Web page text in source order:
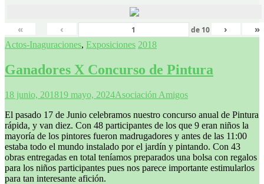
« ‹ de 10 › »
Actos-Inaguraciones, Exposiciones 2018
Ganadores X Concurso de Pintura
18 junio, 201819 mayo, 2024Asociación Amigos
El pasado 17 de Junio celebramos nuestro concurso anual de Pintura
rápida, y van diez. Con 48 participantes de los que 9 eran niños la
mayoría de los pintores fueron madrugadores y antes de las 11:00
estaba todo el mundo instalado por el jardín y pintando. Con 43
obras entregadas en total teníamos preparados una bolsa con regalos
para los niños participantes pues nos parece importante estimularlos
para tan interesante afición.